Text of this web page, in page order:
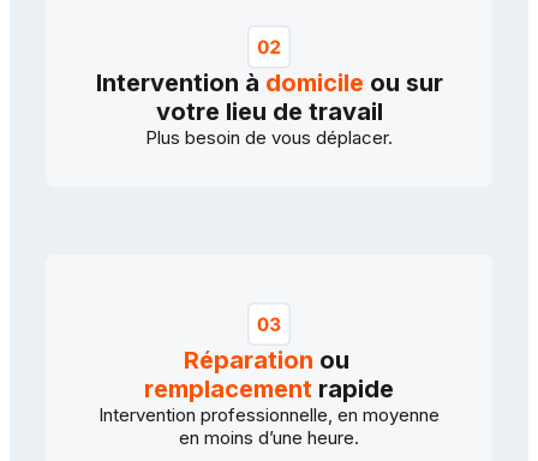
Intervention à domicile ou sur
votre lieu de travail
Plus besoin de vous déplacer.
Réparation ou
remplacement rapide
Intervention professionnelle, en moyenne
en moins d’une heure.